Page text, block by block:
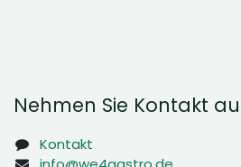
Nehmen Sie Kontakt
Kontakt